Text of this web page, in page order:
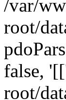
/var/
root/
false,
root/